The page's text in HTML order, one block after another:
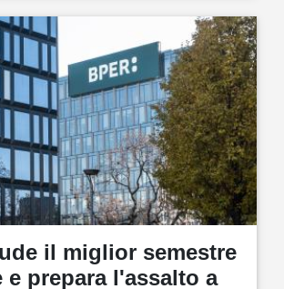
il miglior semestre
e prepara l'assalto a